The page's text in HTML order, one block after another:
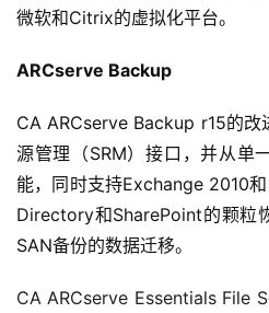
微软和Citrix的虚拟化平台。
ARCserve Backup
CA ARCserve Backup r15的改
源管理（SRM）接口，并从单
能，同时支持Exchange 2010
Directory和SharePoint的颗粒
SAN备份的数据迁移。
CA ARCserve Essentials File